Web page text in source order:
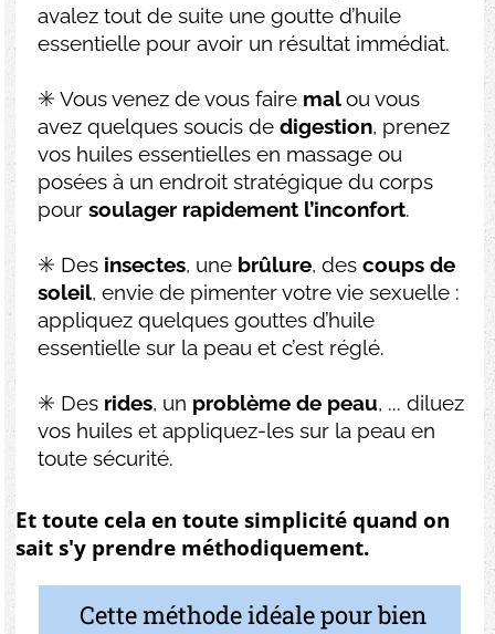
avalez tout de suite une goutte d’huile
essentielle pour avoir un résultat immédiat.
✳️ Vous venez de vous faire malou vous
avez quelques soucis de digestion, prenez
vos huiles essentielles en massage ou
posées à un endroit stratégique du corps
pour soulager rapidement l’inconfort.
✳️ Des insectes, une brûlure, des coups de
soleil, envie de pimenter votre vie sexuelle :
appliquez quelques gouttes d’huile
essentielle sur la peau et c’est réglé.
✳️ Des rides, un problème de peau, ... diluez
vos huiles et appliquez-les sur la peau en
toute sécurité.
Et toute cela en toute simplicité quand on
sait s'y prendre méthodiquement.
Cette méthode idéale pour bien